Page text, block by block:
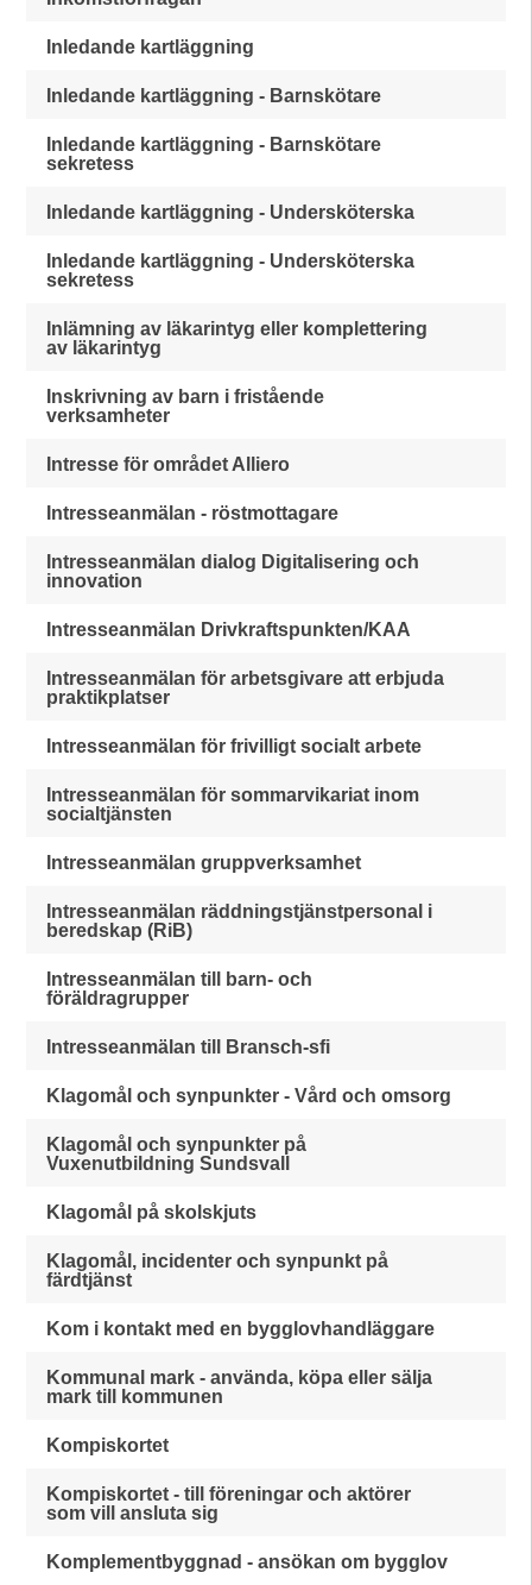
Inledande kartläggning
Inledande kartläggning - Barnskötare
Inledande kartläggning - Barnskötare
sekretess
Inledande kartläggning - Undersköterska
Inledande kartläggning - Undersköterska
sekretess
Inlämning av läkarintyg eller komplettering
av läkarintyg
Inskrivning av barn i fristående
verksamheter
Intresse för området Alliero
Intresseanmälan - röstmottagare
Intresseanmälan dialog Digitalisering och
innovation
Intresseanmälan Drivkraftspunkten/KAA
Intresseanmälan för arbetsgivare att erbjuda
praktikplatser
Intresseanmälan för frivilligt socialt arbete
Intresseanmälan för sommarvikariat inom
socialtjänsten
Intresseanmälan gruppverksamhet
Intresseanmälan räddningstjänstpersonal i
beredskap (RiB)
Intresseanmälan till barn- och
föräldragrupper
Intresseanmälan till Bransch-sfi
Klagomål och synpunkter - Vård och omsorg
Klagomål och synpunkter på
Vuxenutbildning Sundsvall
Klagomål på skolskjuts
Klagomål, incidenter och synpunkt på
färdtjänst
Kom i kontakt med en bygglovhandläggare
Kommunal mark - använda, köpa eller sälja
mark till kommunen
Kompiskortet
Kompiskortet - till föreningar och aktörer
som vill ansluta sig
Komplementbyggnad - ansökan om bygglov